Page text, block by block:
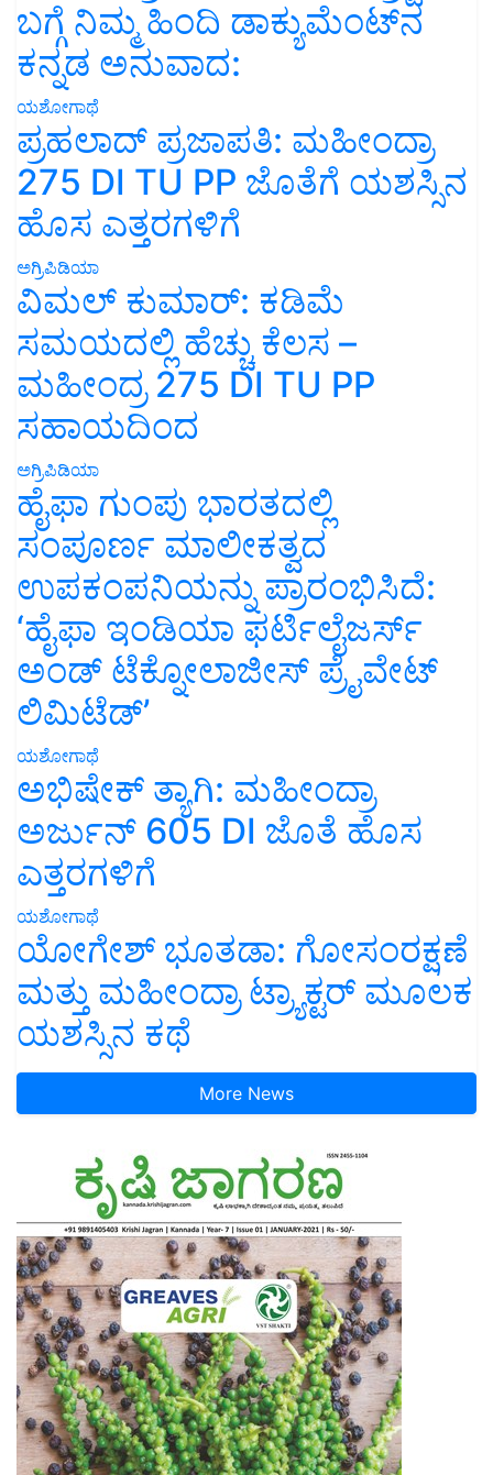
ಬಗ್ಗೆ ನಿಮ್ಮ ಹಿಂದಿ ಡಾಕ್ಯುಮೆಂಟ್‌ನ
ಕನ್ನಡ ಅನುವಾದ:
ಯಶೋಗಾಥೆ
ಪ್ರಹಲಾದ್ ಪ್ರಜಾಪತಿ: ಮಹೀಂದ್ರಾ
275 DI TU PP ಜೊತೆಗೆ ಯಶಸ್ಸಿನ
ಹೊಸ ಎತ್ತರಗಳಿಗೆ
ಅಗ್ರಿಪಿಡಿಯಾ
ವಿಮಲ್ ಕುಮಾರ್: ಕಡಿಮೆ
ಸಮಯದಲ್ಲಿ ಹೆಚ್ಚು ಕೆಲಸ –
ಮಹೀಂದ್ರ 275 DI TU PP
ಸಹಾಯದಿಂದ
ಅಗ್ರಿಪಿಡಿಯಾ
ಹೈಫಾ ಗುಂಪು ಭಾರತದಲ್ಲಿ
ಸಂಪೂರ್ಣ ಮಾಲೀಕತ್ವದ
ಉಪಕಂಪನಿಯನ್ನು ಪ್ರಾರಂಭಿಸಿದೆ:
‘ಹೈಫಾ ಇಂಡಿಯಾ ಫರ್ಟಿಲೈಜರ್ಸ್
ಅಂಡ್ ಟೆಕ್ನೋಲಾಜೀಸ್ ಪ್ರೈವೇಟ್
ಲಿಮಿಟೆಡ್’
ಯಶೋಗಾಥೆ
ಅಭಿಷೇಕ್ ತ್ಯಾಗಿ: ಮಹೀಂದ್ರಾ
ಅರ್ಜುನ್ 605 DI ಜೊತೆ ಹೊಸ
ಎತ್ತರಗಳಿಗೆ
ಯಶೋಗಾಥೆ
ಯೋಗೇಶ್ ಭೂತಡಾ: ಗೋಸಂರಕ್ಷಣೆ
ಮತ್ತು ಮಹೀಂದ್ರಾ ಟ್ರ್ಯಾಕ್ಟರ್ ಮೂಲಕ
ಯಶಸ್ಸಿನ ಕಥೆ
More News